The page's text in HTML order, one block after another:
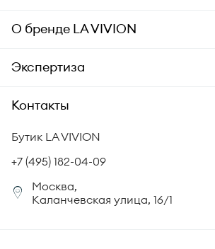
Уход за украшениями
Аксессуары
Заказ и оплата
Гарантия подлинности
Комплект документов
Политика возврата
Сертификация бриллиантов
Юридическая информация
О бренде LA VIVION
О компании
СМИ о нас
Корпоративный портал
Экспертиза
Академия LA VIVION
Статьи
Контакты
Бутик LA VIVION
+7 (495) 182-04-09
Москва,
Каланчевская улица, 16/1